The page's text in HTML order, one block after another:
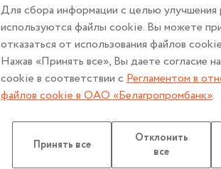
персональных данных
использовании
телевидения в ОАО
«Белагропромбанк»
Описание и
Регламент в
файлов cookie в ОАО
«Белагропромбанк»
Для сбора информации с целью улучшения
используются файлы cookie. Вы можете
отказаться от использования файлов
Нажав «Принять все», Вы даете согласие
cookie в соответствии с Регламентом в
файлов cookie в ОАО «Белагропромбанк».
Принять все
Отклонить
все